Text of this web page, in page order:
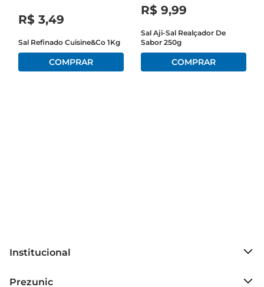
necessidades de toda a família.
Versatilidade na cozinha
Este sal é extremamente versátil e pode ser
utilizado em diversas preparações. Desde o
ajustando a quantidade de acordo com o seu
preparado. Lembrese de que o sal pode
R$ 3,49
Sal Refinado Cuisine&Co 1Kg
R$ 9,99
Sal Aji-Sal Realçador De
Sabor 250g
Institucional
Prezunic